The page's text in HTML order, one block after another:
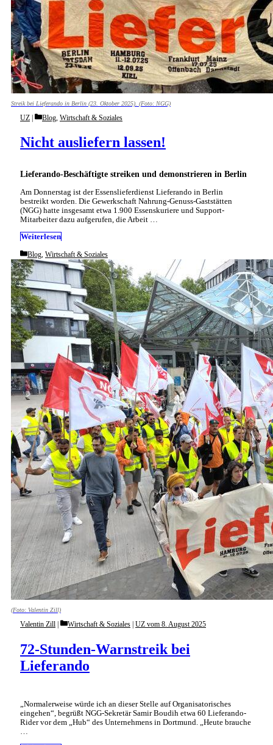
Streik bei Lieferando in Berlin (23. Oktober 2025). (Foto: NGG)
Lieferando-Beschäftigte streiken und demonstrieren in Berlin
Nicht ausliefern lassen!
UZ Categories
Blog Wirtschaft & Soziales
Am Donnerstag ist der Essenslieferdienst Lieferando in Berlin
bestreikt worden. Die Gewerkschaft Nahrung-Genuss-Gaststätten
(NGG) hatte insgesamt etwa 1.900 Essenskuriere und Support-
Mitarbeiter dazu aufgerufen, die Arbeit …
Weiterlesen
Categories
Blog Wirtschaft & Soziales
(Foto: Valentin Zill)
72-Stunden-Warnstreik bei
Lieferando
Valentin Zill Categories
Wirtschaft & Soziales | UZ vom 8. August 2025
„Normalerweise würde ich an dieser Stelle auf Organisatorisches
eingehen“, begrüßt NGG-Sekretär Samir Boudih etwa 60 Lieferando-
Rider vor dem „Hub“ des Unternehmens in Dortmund. „Heute brauche
…